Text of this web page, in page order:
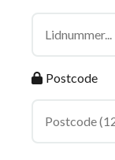
Postcode